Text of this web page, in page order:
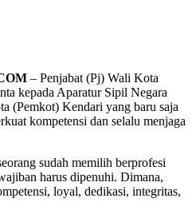
– Penjabat (Pj) Wali Kota
kepada Aparatur Sipil Negara
(Pemkot) Kendari yang baru saja
kompetensi dan selalu menjaga
sudah memilih berprofesi
harus dipenuhi. Dimana,
loyal, dedikasi, integritas,